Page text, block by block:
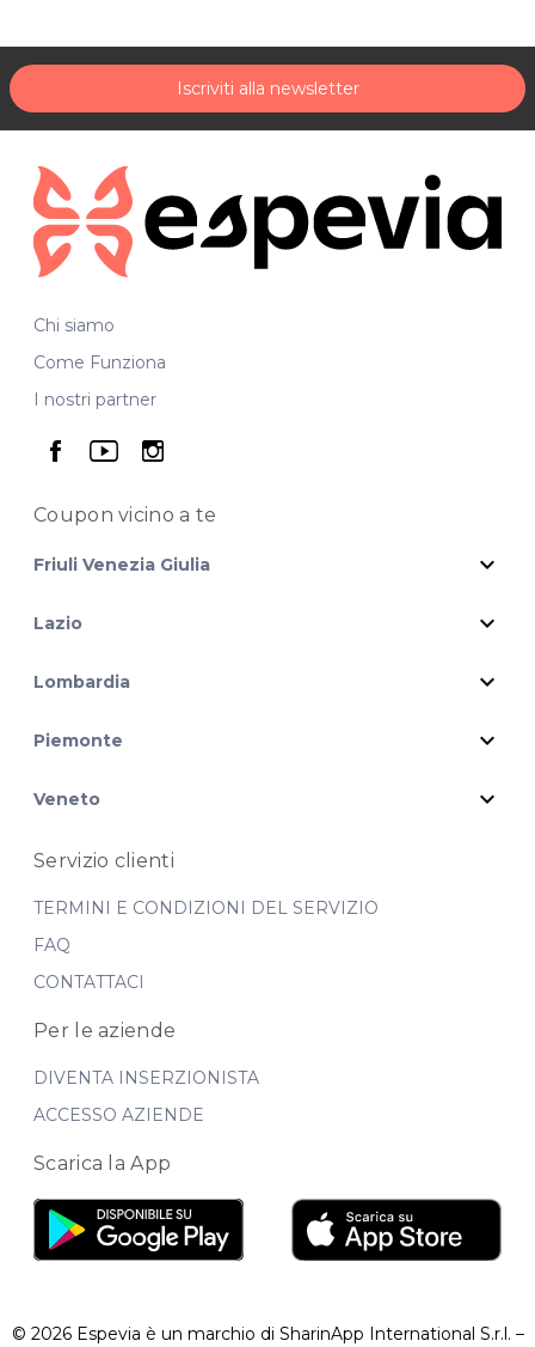
Iscriviti alla newsletter
Chi siamo
Come Funziona
I nostri partner
seguici su facebook
seguici su youtube
seguici su instagram
Coupon vicinoa te
Friuli Venezia Giulia expand_more
Lazio expand_more
Lombardia expand_more
Piemonte expand_more
Veneto expand_more
Servizio clienti
TERMINI E CONDIZIONI DEL SERVIZIO
FAQ
CONTATTACI
Per le aziende
DIVENTA INSERZIONISTA
ACCESSO AZIENDE
Scarica la App
© 2026 Espevia è un marchio di SharinApp International S.r.l. –